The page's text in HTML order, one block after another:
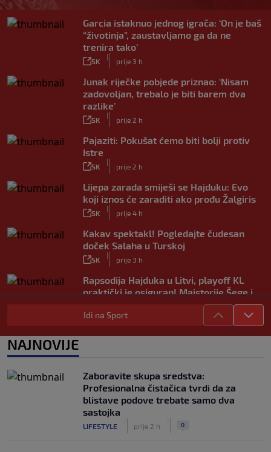
Garcia istaknuo jednog igrača: ‘On je baš
“životinja”, zaustavljamo ga da ne
trenira tako’
SK
|
prije 3 h
Junak riječke pobjede priznao: ‘Nisam
zadovoljan, trebalo je biti barem dva
razlike’
SK
|
prije 2 h
Pajaziti: Pokušat ćemo biti bolji protiv
Istre
SK
|
prije 2 h
Lijepa zarada smiješi se Hajduku: Evo
koji iznos će zaraditi ako prođu Žalgiris
SK
|
prije 4 h
Kakav spektakl! Pogledajte čudesan
doček Salaha u Turskoj
SK
|
prije 3 h
Rapsodija Hajduka u Litvi, playoff KL
praktički je osiguran! Majstorije Šege i
SK
|
prije 8 h
Neočekivani problemi za Dinamo:
Rijeka u Finsku nosi minimalnu prednost,
bivši vratar Dinama spriječio veću
razliku
SK
|
prije 4 h
Idi na Sport
NAJNOVIJE
Zaboravite skupa sredstva:
Profesionalna čistačica tvrdi da za
blistave podove trebate samo dva
sastojka
LIFESTYLE prije 2 h 0